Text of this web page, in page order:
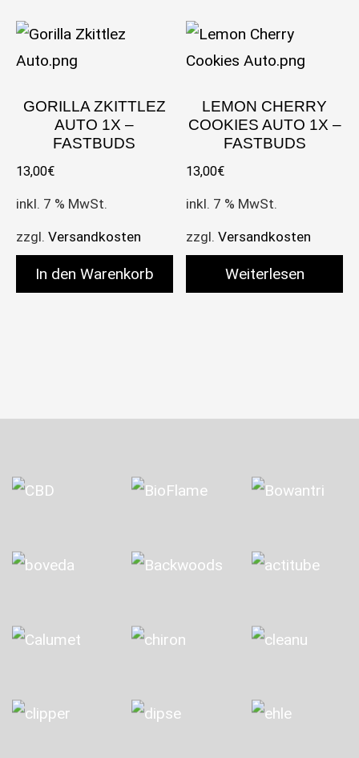
GORILLA ZKITTLEZ
AUTO 1X –
FASTBUDS
13,00€
inkl. 7 % MwSt.
zzgl. Versandkosten
In den Warenkorb
LEMON CHERRY
COOKIES AUTO 1X –
FASTBUDS
13,00€
inkl. 7 % MwSt.
zzgl.Versandkosten
Weiterlesen